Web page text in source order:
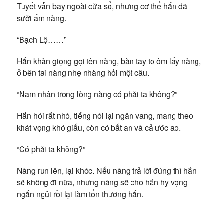
Tuyết vẫn bay ngoài cửa sổ, nhưng cơ thể hắn đã
sưởi ấm nàng.
“Bạch Lộ……”
Hắn khàn giọng gọi tên nàng, bàn tay to ôm lấy nàng,
ở bên tai nàng nhẹ nhàng hỏi một câu.
“Nam nhân trong lòng nàng có phải ta không?”
Hắn hỏi rất nhỏ, tiếng nói lại ngân vang, mang theo
khát vọng khó giấu, còn có bất an và cả ước ao.
“Có phải ta không?”
Nàng run lên, lại khóc. Nếu nàng trả lời đúng thì hắn
sẽ không đi nữa, nhưng nàng sẽ cho hắn hy vọng
ngắn ngủi rồi lại làm tổn thương hắn.